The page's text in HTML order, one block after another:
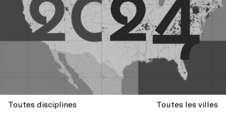
Toutes disciplines Toutes les villes